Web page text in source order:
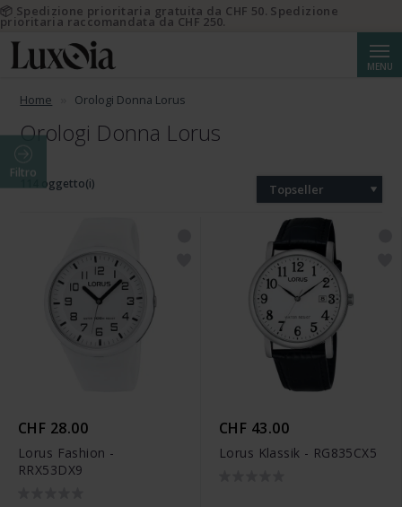
MENU
Home Orologi Donna Lorus
Orologi Donna Lorus
Filtro
114 oggetto(i) Topseller
CHF 28.00
Lorus Fashion -
RRX53DX9
CHF 43.00
Lorus Klassik - RG835CX5
📦 Spedizione prioritaria gratuita da CHF 50. Spedizione
prioritaria raccomandata da CHF 250.